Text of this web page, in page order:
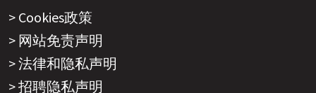
Cookies政策
网站免责声明
法律和隐私声明
招聘隐私声明